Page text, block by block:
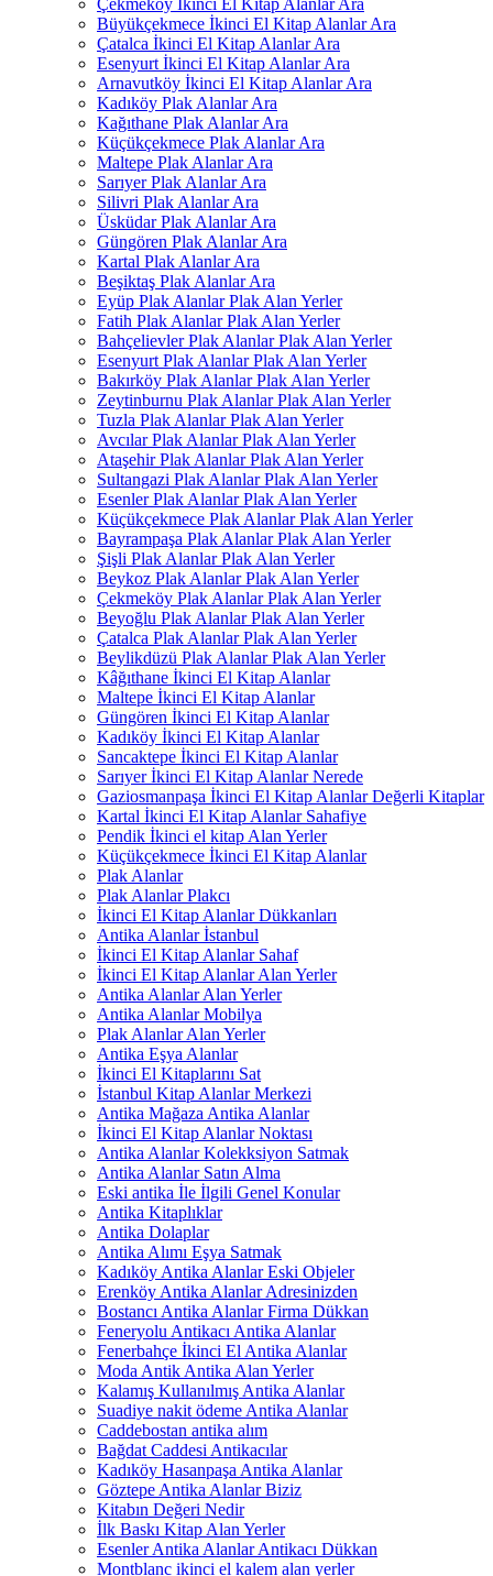
Çekmeköy İkinci El Kitap Alanlar Ara
Büyükçekmece İkinci El Kitap Alanlar Ara
Çatalca İkinci El Kitap Alanlar Ara
Esenyurt İkinci El Kitap Alanlar Ara
Arnavutköy İkinci El Kitap Alanlar Ara
Kadıköy Plak Alanlar Ara
Kağıthane Plak Alanlar Ara
Küçükçekmece Plak Alanlar Ara
Maltepe Plak Alanlar Ara
Sarıyer Plak Alanlar Ara
Silivri Plak Alanlar Ara
Üsküdar Plak Alanlar Ara
Güngören Plak Alanlar Ara
Kartal Plak Alanlar Ara
Beşiktaş Plak Alanlar Ara
Eyüp Plak Alanlar Plak Alan Yerler
Fatih Plak Alanlar Plak Alan Yerler
Bahçelievler Plak Alanlar Plak Alan Yerler
Esenyurt Plak Alanlar Plak Alan Yerler
Bakırköy Plak Alanlar Plak Alan Yerler
Zeytinburnu Plak Alanlar Plak Alan Yerler
Tuzla Plak Alanlar Plak Alan Yerler
Avcılar Plak Alanlar Plak Alan Yerler
Ataşehir Plak Alanlar Plak Alan Yerler
Sultangazi Plak Alanlar Plak Alan Yerler
Esenler Plak Alanlar Plak Alan Yerler
Küçükçekmece Plak Alanlar Plak Alan Yerler
Bayrampaşa Plak Alanlar Plak Alan Yerler
Şişli Plak Alanlar Plak Alan Yerler
Beykoz Plak Alanlar Plak Alan Yerler
Çekmeköy Plak Alanlar Plak Alan Yerler
Beyoğlu Plak Alanlar Plak Alan Yerler
Çatalca Plak Alanlar Plak Alan Yerler
Beylikdüzü Plak Alanlar Plak Alan Yerler
Kâğıthane İkinci El Kitap Alanlar
Maltepe İkinci El Kitap Alanlar
Güngören İkinci El Kitap Alanlar
Kadıköy İkinci El Kitap Alanlar
Sancaktepe İkinci El Kitap Alanlar
Sarıyer İkinci El Kitap Alanlar Nerede
Gaziosmanpaşa İkinci El Kitap Alanlar Değerli Kitaplar
Kartal İkinci El Kitap Alanlar Sahafiye
Pendik İkinci el kitap Alan Yerler
Küçükçekmece İkinci El Kitap Alanlar
Plak Alanlar
Plak Alanlar Plakcı
İkinci El Kitap Alanlar Dükkanları
Antika Alanlar İstanbul
İkinci El Kitap Alanlar Sahaf
İkinci El Kitap Alanlar Alan Yerler
Antika Alanlar Alan Yerler
Antika Alanlar Mobilya
Plak Alanlar Alan Yerler
Antika Eşya Alanlar
İkinci El Kitaplarını Sat
İstanbul Kitap Alanlar Merkezi
Antika Mağaza Antika Alanlar
İkinci El Kitap Alanlar Noktası
Antika Alanlar Kolekksiyon Satmak
Antika Alanlar Satın Alma
Eski antika İle İlgili Genel Konular
Antika Kitaplıklar
Antika Dolaplar
Antika Alımı Eşya Satmak
Kadıköy Antika Alanlar Eski Objeler
Erenköy Antika Alanlar Adresinizden
Bostancı Antika Alanlar Firma Dükkan
Feneryolu Antikacı Antika Alanlar
Fenerbahçe İkinci El Antika Alanlar
Moda Antik Antika Alan Yerler
Kalamış Kullanılmış Antika Alanlar
Suadiye nakit ödeme Antika Alanlar
Caddebostan antika alım
Bağdat Caddesi Antikacılar
Kadıköy Hasanpaşa Antika Alanlar
Göztepe Antika Alanlar Biziz
Kitabın Değeri Nedir
İlk Baskı Kitap Alan Yerler
Esenler Antika Alanlar Antikacı Dükkan
Montblanc ikinci el kalem alan yerler